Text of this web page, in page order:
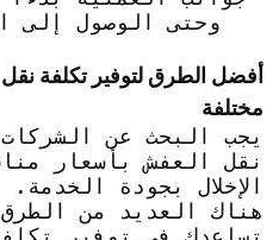
وحتى الوصول إلى
أفضل الطرق لتوفير تكلفة
مختلفة
يجب البحث عن
نقل العفش بأسعار
الإخلال بجودة الخدمة.
هناك العديد من